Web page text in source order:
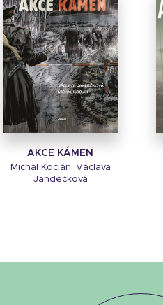
AKCE KÁMEN
Michal Kocián, Václava
Jandečková